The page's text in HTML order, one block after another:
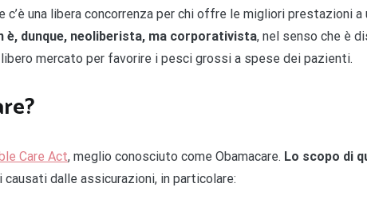
una libera concorrenza per chi offre le migliori prestazioni a
è, dunque, neoliberista, ma corporativista, nel senso che è
mercato per favorire i pesci grossi a spese dei pazienti.
Care Act, meglio conosciuto come Obamacare. Lo scopo di
dalle assicurazioni, in particolare: